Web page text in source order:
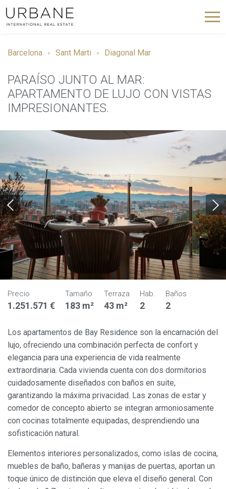
Barcelona Sant Marti Diagonal Mar
PARAÍSO JUNTO AL MAR:
APARTAMENTO DE LUJO CON VISTAS
IMPRESIONANTES.
Precio
1.251.571 €
Tamaño
183 m²
Terraza
43 m²
Hab.
2
Baños
2
Los apartamentos de Bay Residence son la encarnación del
lujo, ofreciendo una combinación perfecta de confort y
elegancia para una experiencia de vida realmente
extraordinaria. Cada vivienda cuenta con dos dormitorios
cuidadosamente diseñados con baños en suite,
garantizando la máxima privacidad. Las zonas de estar y
comedor de concepto abierto se integran armoniosamente
con cocinas totalmente equipadas, desprendiendo una
sofisticación natural.
Elementos interiores personalizados, como islas de cocina,
muebles de baño, bañeras y manijas de puertas, aportan un
toque único de distinción que eleva el diseño general. Con